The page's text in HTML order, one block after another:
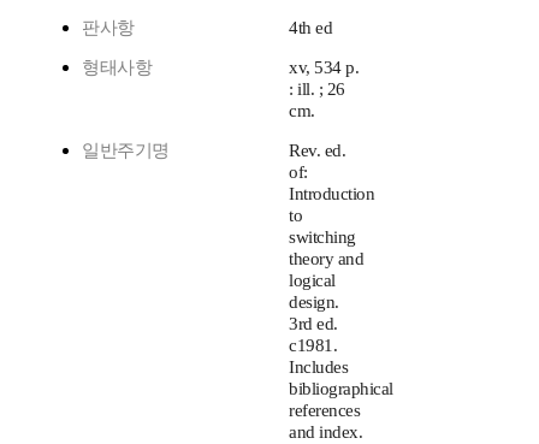
판사항 4th ed
형태사항
xv, 534 p.
: ill. ; 26
cm.
일반주기명
Rev. ed.
of:
Introduction
to
switching
theory and
logical
design.
3rd ed.
c1981.
Includes
bibliographical
references
and index.